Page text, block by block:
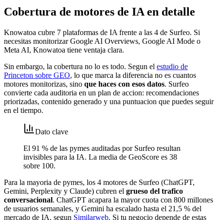
Cobertura de motores de IA en detalle
Knowatoa cubre 7 plataformas de IA frente a las 4 de Surfeo. Si
necesitas monitorizar Google AI Overviews, Google AI Mode o
Meta AI, Knowatoa tiene ventaja clara.
Sin embargo, la cobertura no lo es todo. Segun el estudio de
Princeton sobre GEO, lo que marca la diferencia no es cuantos
motores monitorizas, sino que haces con esos datos. Surfeo
convierte cada auditoria en un plan de accion: recomendaciones
priorizadas, contenido generado y una puntuacion que puedes seguir
en el tiempo.
Dato clave
El 91 % de las pymes auditadas por Surfeo resultan
invisibles para la IA. La media de GeoScore es 38
sobre 100.
Para la mayoria de pymes, los 4 motores de Surfeo (ChatGPT,
Gemini, Perplexity y Claude) cubren el grueso del trafico
conversacional. ChatGPT acapara la mayor cuota con 800 millones
de usuarios semanales, y Gemini ha escalado hasta el 21,5 % del
mercado de IA, segun Similarweb. Si tu negocio depende de estas